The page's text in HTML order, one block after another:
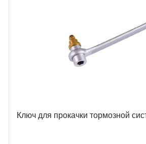
Ключ для прокачки тормозной